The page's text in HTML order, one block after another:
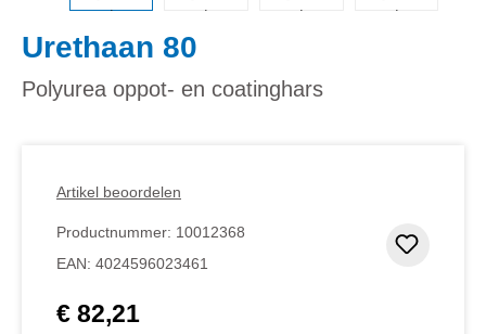
Urethaan 80
Polyurea oppot- en coatinghars
Artikel beoordelen
Productnummer: 10012368
EAN: 4024596023461
Normale prijs:
€ 82,21